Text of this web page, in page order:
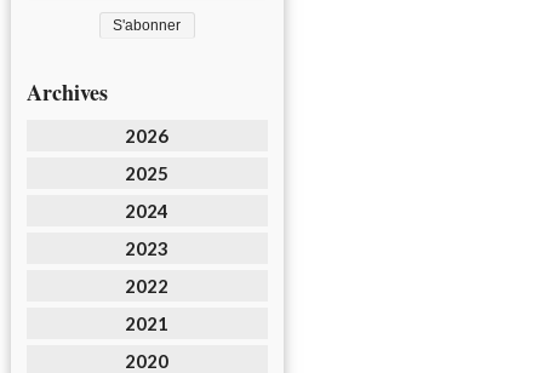
Archives
2026
2025
2024
2023
2022
2021
2020